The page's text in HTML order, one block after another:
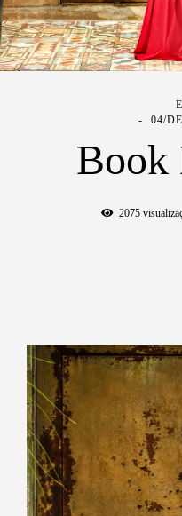
04/
Book
2075